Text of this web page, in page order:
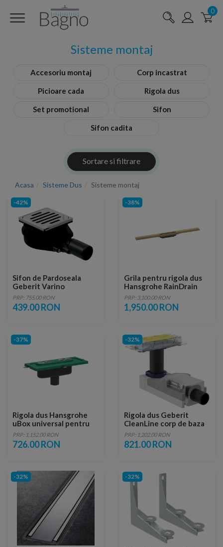
0
Sisteme montaj
Accesoriu montaj Corp incastrat
Picioare cada Rigola dus
Set promotional Sifon
Sifon cadita
Sortare si filtrare
Acasa Sisteme Dus Sisteme montaj
-42%
Sifon de Pardoseala
Geberit Varino
Orizontal
PRP: 755.00 RON
439.00 RON
-38%
Grila pentru rigola dus
Hansgrohe RainDrain
Flex ajustabil bronz
periat 80 cm
PRP: 3,100.00 RON
1,950.00 RON
-37%
Rigola dus Hansgrohe
uBox universal pentru
instalare verticala
PRP: 1,152.00 RON
726.00 RON
-32%
Rigola dus Geberit
CleanLine corp de baza
H6.5 cm
PRP: 1,202.00 RON
821.00 RON
-32% -32%